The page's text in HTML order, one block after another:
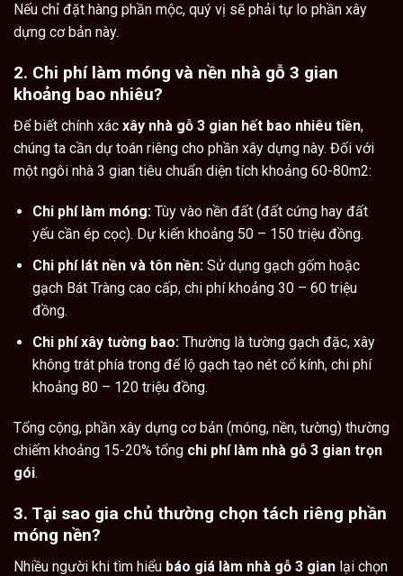
Nếu chỉ đặt hàng phần mộc, quý vị sẽ phải tự lo phần xây
dựng cơ bản này.
2. Chi phí làm móng và nền nhà gỗ 3 gian
khoảng bao nhiêu?
Để biết chính xác xây nhà gỗ 3 gian hết bao nhiêu tiền,
chúng ta cần dự toán riêng cho phần xây dựng này. Đối với
một ngôi nhà 3 gian tiêu chuẩn diện tích khoảng 60-80m2:
Chi phí làm móng:Tùy vào nền đất (đất cứng hay đất
yếu cần ép cọc). Dự kiến khoảng 50 – 150 triệu đồng.
Chi phí lát nền và tôn nền:Sử dụng gạch gốm hoặc
gạch Bát Tràng cao cấp, chi phí khoảng 30 – 60 triệu
đồng.
Chi phí xây tường bao:Thường là tường gạch đặc, xây
không trát phía trong để lộ gạch tạo nét cổ kính, chi phí
khoảng 80 – 120 triệu đồng.
Tổng cộng, phần xây dựng cơ bản (móng, nền, tường) thường
chiếm khoảng 15-20% tổng chi phí làm nhà gỗ 3 gian trọn
gói.
3. Tại sao gia chủ thường chọn tách riêng phần
móng nền?
Nhiều người khi tìm hiểu báo giá làm nhà gỗ 3 gian lại chọn